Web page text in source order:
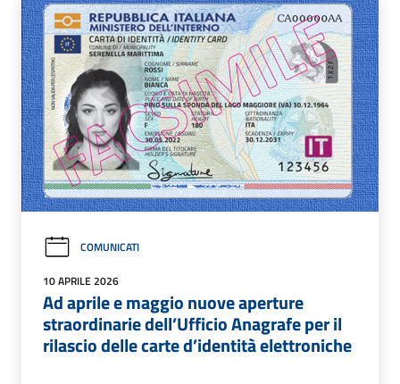
COMUNICATI
10 APRILE 2026
Ad aprile e maggio nuove aperture
straordinarie dell’Ufficio Anagrafe per il
rilascio delle carte d’identità elettroniche